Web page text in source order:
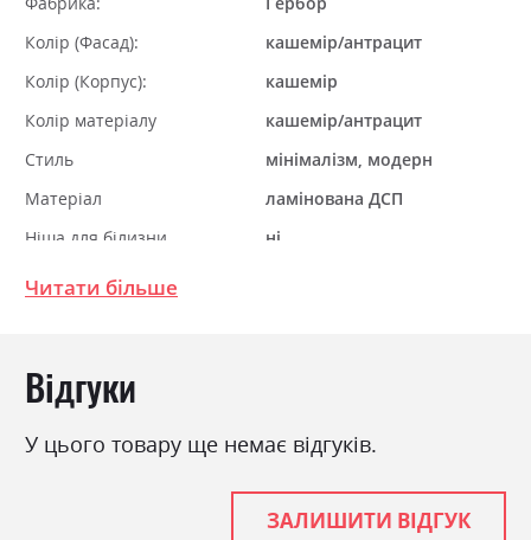
Колір (Фасад):
кашемір/антрацит
Колір (Корпус):
кашемір
Колір матеріалу
кашемір/антрацит
Стиль
мінімалізм, модерн
Матеріал
ламінована ДСП
Ніша для білизни
ні
Спальне місце
Читати більше
Відгуки
У цього товару ще немає відгуків.
ЗАЛИШИТИ ВІДГУК